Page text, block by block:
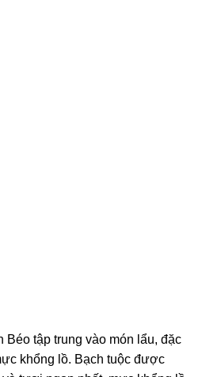
tập trung vào món lẩu, đặc
khổng lồ. Bạch tuộc được